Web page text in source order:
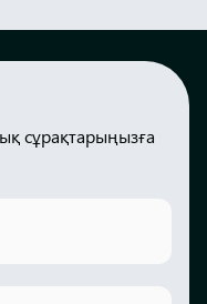
сұрақтарыңызға